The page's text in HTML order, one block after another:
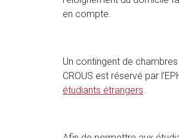
en compte.
Un contingent de
CROUS est réservé par
étudiants étrangers